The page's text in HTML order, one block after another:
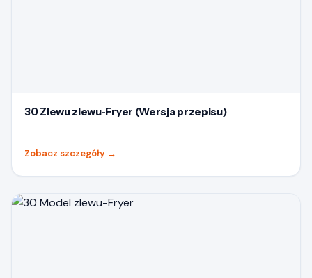
30 Zlewu zlewu-Fryer (Wersja przepisu)
Zobacz szczegóły →